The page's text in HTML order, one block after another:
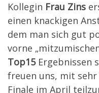
Kollegin Frau Zins
einen knackigen
dem man sich gut
vorne
Top15Ergebnissen
freuen uns, mit
Finale im April